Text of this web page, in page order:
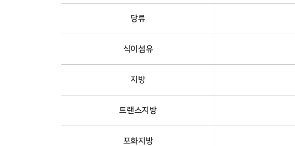
당류
식이섬유
지방
트랜스지방
포화지방